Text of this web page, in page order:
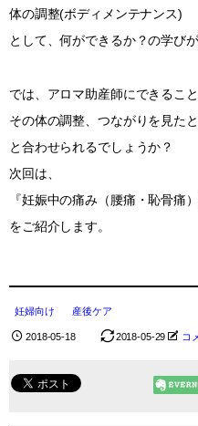
体の調整(ボディメンテナンス)
として、何ができるか？の学び
では、アロマ助産師にできるこ
その体の調整、つながりを見た
と合わせられるでしょうか？
次回は、
『妊娠中の痛み（腰痛・恥骨痛
をご紹介します。
妊婦向け 産後ケア
2018-05-18 2018-05-29 コ